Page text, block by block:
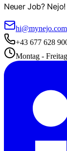
Neuer Job? Nejo!
hi@mynejo.com
+43 677 628
Montag -